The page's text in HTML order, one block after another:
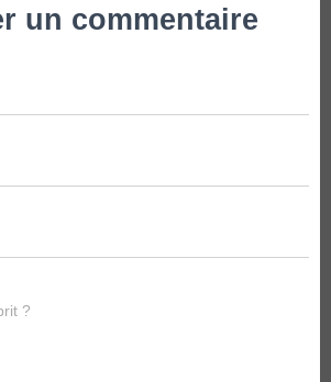
un commentaire
?